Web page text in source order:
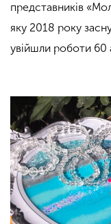
представників
яку 2018 року
увійшли роботи 60